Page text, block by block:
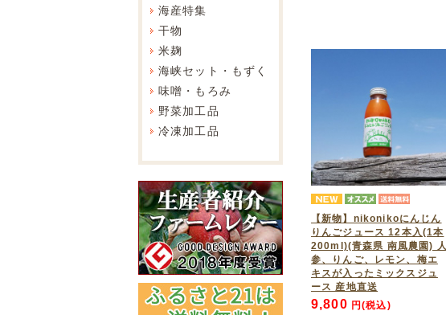
海産特集
干物
米麹
海峡セット・もずく
味噌・もろみ
野菜加工品
冷凍加工品
【新物】nikonikoにんじん
りんごジュース 12本入(1本
200ml)(青森県 南風農園) 人
参、りんご、レモン、梅エ
キスが入ったミックスジュ
ース 産地直送
9,800 円(税込)